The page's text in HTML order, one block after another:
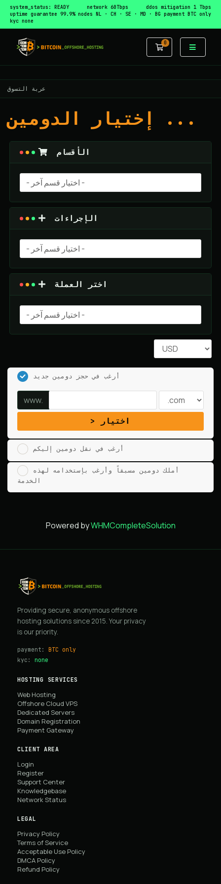
system_status: READY network 60Tbps
ddos mitigation 1 Tbps
uptime guarantee 99.9% nodes NL · CH · SE · MD · BG payment BTC only
kyc none
0
عربة التسوق
عربة التسوق
إختيار الدومين ...
الأقسام
الإجراءات
اختر العملة
أرغب في حجز دومين جديد
www.
اختيار
أرغب في نقل دومين إليكم
أملك دومين مسبقاً وأرغب بإستخدامه لهذه
الخدمة
Powered byWHMCompleteSolution
Providing secure, anonymous offshore
hosting solutions since 2015. Your privacy
is our priority.
payment: BTC only
kyc: none
HOSTING SERVICES
Web Hosting
Offshore Cloud VPS
Dedicated Servers
Domain Registration
Payment Gateway
CLIENT AREA
Login
Register
Support Center
Knowledgebase
Network Status
LEGAL
Privacy Policy
Terms of Service
Acceptable Use Policy
DMCA Policy
Refund Policy